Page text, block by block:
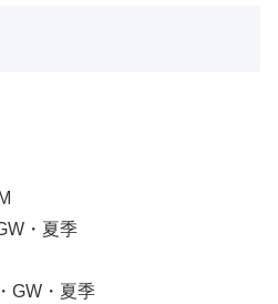
・夏季
GW・夏季